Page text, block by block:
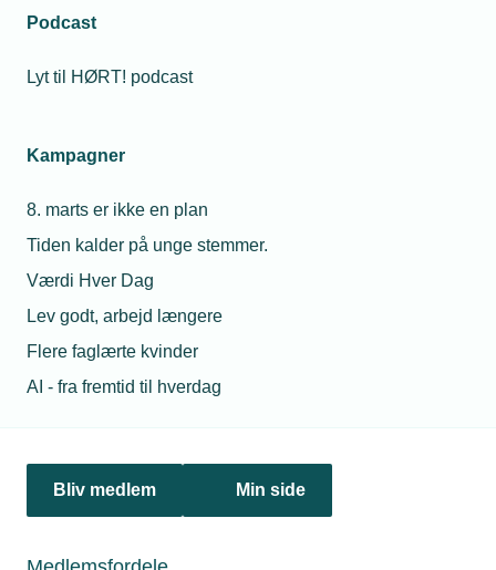
Podcast
Lyt til HØRT! podcast
Kampagner
8. marts er ikke en plan
Tiden kalder på unge stemmer.
Værdi Hver Dag
Lev godt, arbejd længere
Flere faglærte kvinder
AI - fra fremtid til hverdag
Bliv medlem Min side
Politik & analyse
jura@tekniq.dk
tekniq@tekniq.dk